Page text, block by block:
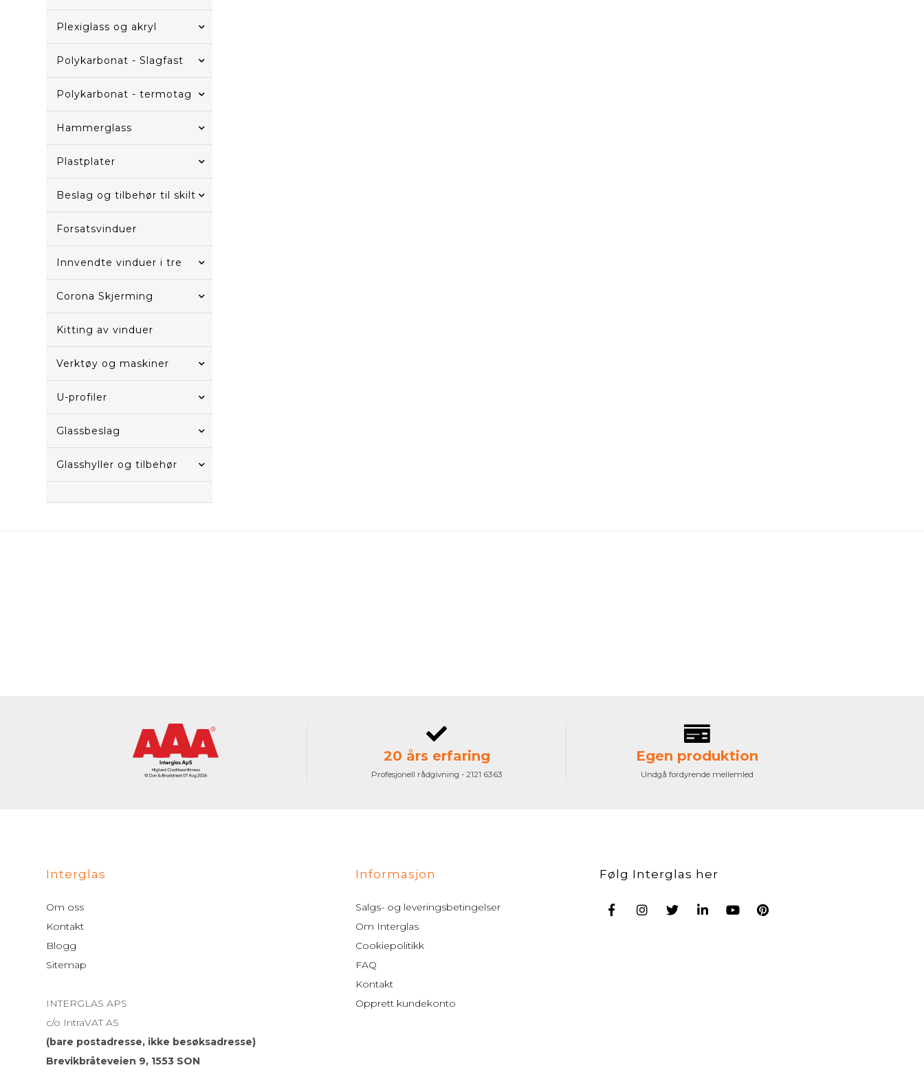
Plexiglass og akryl
Polykarbonat - Slagfast
Polykarbonat - termotag
Hammerglass
Plastplater
Beslag og tilbehør til skilt
Forsatsvinduer
Innvendte vinduer i tre
Corona Skjerming
Kitting av vinduer
Verktøy og maskiner
U-profiler
Glassbeslag
Glasshyller og tilbehør
20 års erfaring
Profesjonell rådgivning - 2121 6363
Egen produktion
Undgå fordyrende mellemled
Interglas
Om oss
Kontakt
Blogg
Sitemap
INTERGLAS APS
c/o IntraVAT AS
(bare postadresse, ikke besøksadresse)
Brevikbråteveien 9, 1553 SON
Informasjon
Salgs- og leveringsbetingelser
Om Interglas
Cookiepolitikk
FAQ
Kontakt
Opprett kundekonto
Følg Interglas her